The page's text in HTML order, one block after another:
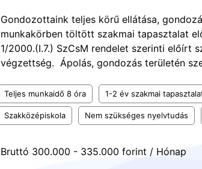
Gondozottaink teljes körű ellátása,
munkakörben töltött szakmai tapasztalat
1/2000.(I.7.) SzCsM rendelet szerinti előírt
végzettség. Ápolás, gondozás területén
Teljes munkaidő 8 óra 1-2 év szakmai
Szakközépiskola Nem szükséges nyelvtudás
Bruttó 300.000 - 335.000 forint / Hónap